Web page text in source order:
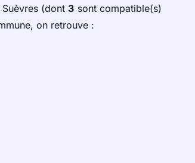
Suèvres (dont3 sont compatible(s)
on retrouve :